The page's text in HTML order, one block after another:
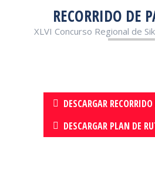
RECORRIDO DE
XLVI Concurso Regional de
DESCARGAR
DESCARGAR PLAN DE